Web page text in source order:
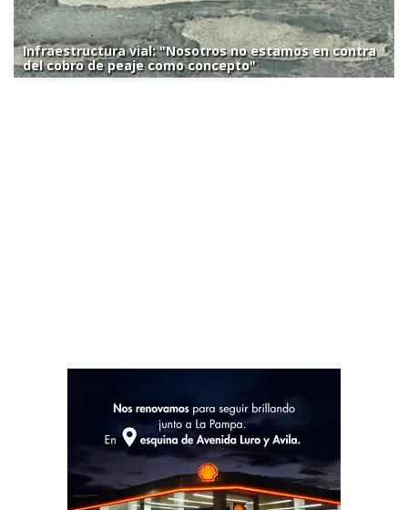
Infraestructura vial: "Nosotros no estamos en contra
del cobro de peaje como concepto"